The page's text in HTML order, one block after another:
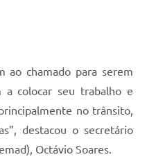
ao chamado para serem
a colocar seu trabalho e
no trânsito,
destacou o secretário
Octávio Soares.